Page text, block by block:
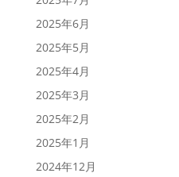
2025年6月
2025年5月
2025年4月
2025年3月
2025年2月
2025年1月
2024年12月